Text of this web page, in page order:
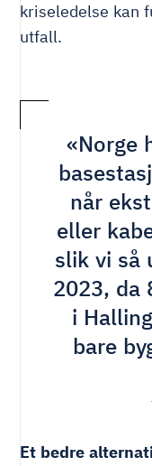
kriseledelse kan
utfall.
«Norge
når
eller
slik vi så
2023, da
i
bare
Et bedre